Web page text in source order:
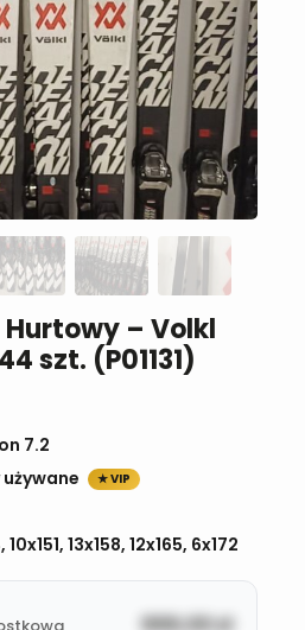
– Volkl
szt. (P01131)
7.2
★ VIP
10x151, 13x158, 12x165, 6x172